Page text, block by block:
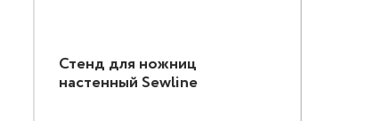
Стенд для ножниц
настенный Sewline